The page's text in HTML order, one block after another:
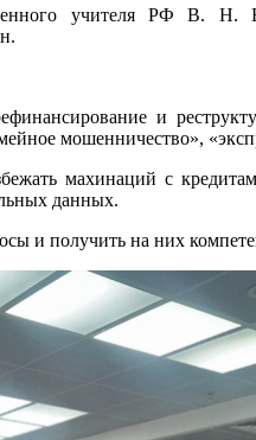
учителя РФ В. Н.
и
мошенничество»,
махинаций с
данных.
и получить на них